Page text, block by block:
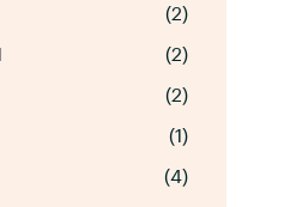
(2)
(2)
(2)
(1)
(4)